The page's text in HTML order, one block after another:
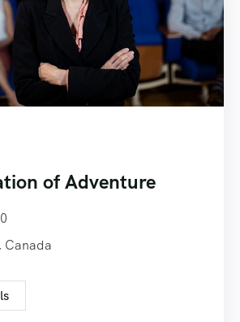
of Adventure
Canada